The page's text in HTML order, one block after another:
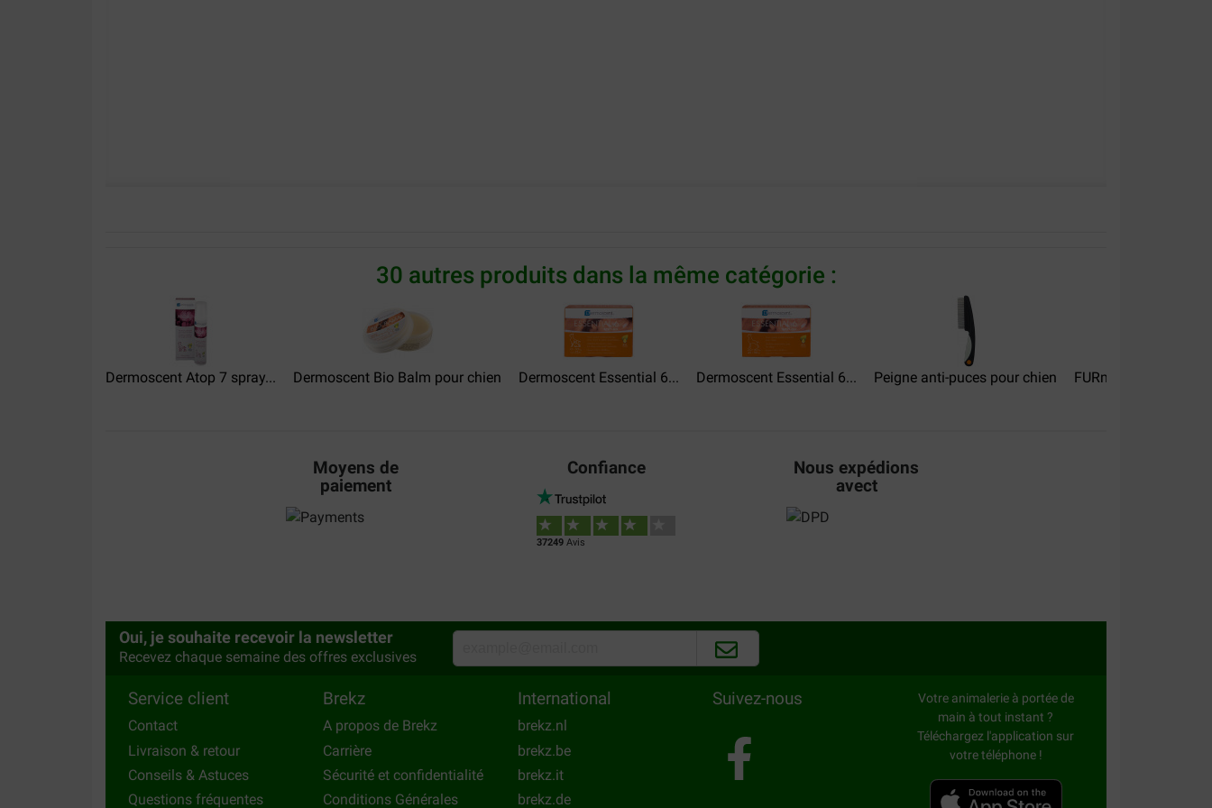
30 autres produits dans la même catégorie :
Dermoscent Atop 7 spray... Dermoscent Bio Balm pour chien Dermoscent Essential 6... Dermoscent Essential 6... Peigne anti-puces pour chien FURminator
Moyens de
paiement
Confiance
37249Avis
Nous expédions
avect
Oui, je souhaite recevoir la newsletter
Recevez chaque semaine des offres exclusives
Service client
Contact
Livraison & retour
Conseils & Astuces
Questions fréquentes
Brekz
A propos de Brekz
Carrière
Sécurité et confidentialité
Conditions Générales
International
brekz.nl
brekz.be
brekz.it
brekz.de
Suivez-nous
Votre animalerie à portée de
main à tout instant ?
Téléchargez l'application sur
votre téléphone !